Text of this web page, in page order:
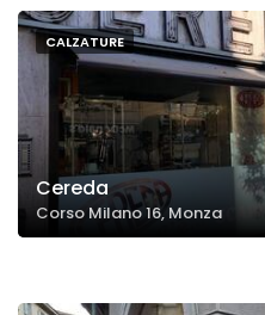
CALZATURE
Cereda
Corso Milano 16, Monza